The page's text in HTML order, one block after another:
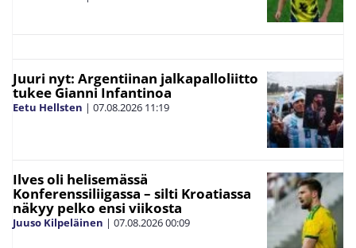
Juuri nyt: Argentiinan jalkapalloliitto
tukee Gianni Infantinoa
Eetu Hellsten | 07.08.2026 11:19
Ilves oli helisemässä
Konferenssiliigassa – silti Kroatiassa
näkyy pelko ensi viikosta
Juuso Kilpeläinen | 07.08.202600:09